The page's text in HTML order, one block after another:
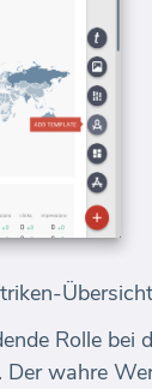
Rolle
wahre